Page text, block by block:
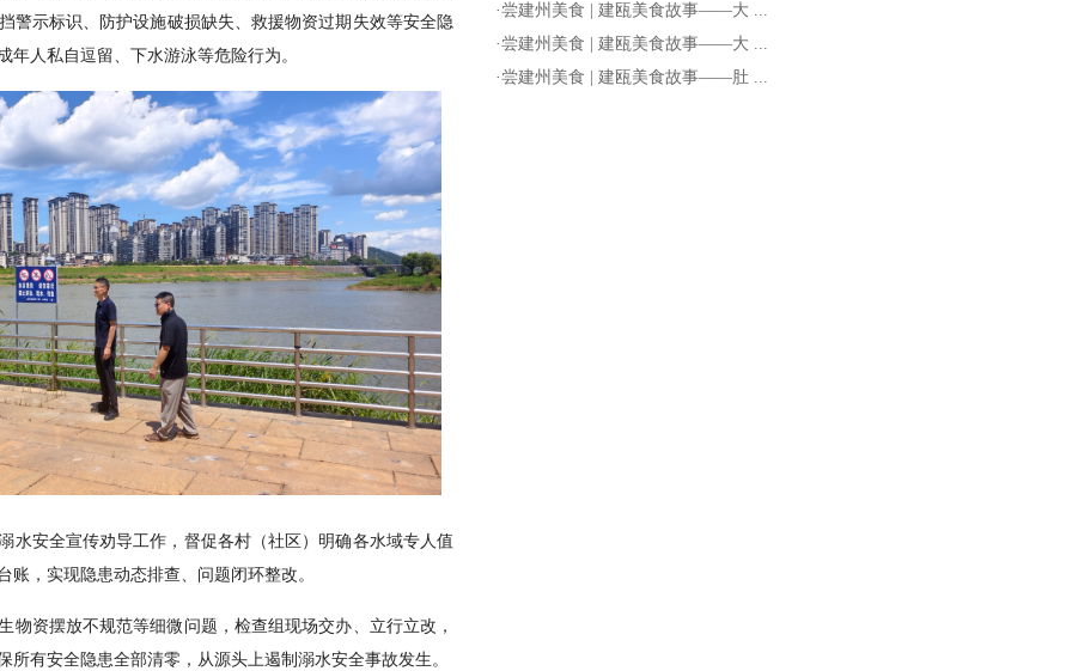
警示标识、防护设施破损缺失、救援物资过期失效等安全隐
人私自逗留、下水游泳等危险行为。
水安全宣传劝导工作，督促各村（社区）明确各水域专人值
，实现隐患动态排查、问题闭环整改。
物资摆放不规范等细微问题，检查组现场交办、立行立改，
有安全隐患全部清零，从源头上遏制溺水安全事故发生。
·尝建州美食 | 建瓯美食故事——大 ...
·尝建州美食 | 建瓯美食故事——大 ...
·尝建州美食 | 建瓯美食故事——肚 ...